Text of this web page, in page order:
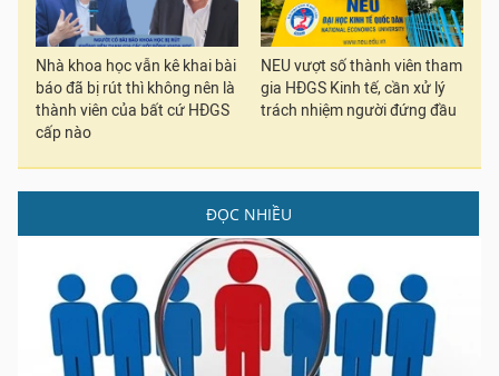
Nhà khoa học vẫn kê khai bài
báo đã bị rút thì không nên là
thành viên của bất cứ HĐGS
cấp nào
NEU vượt số thành viên tham
gia HĐGS Kinh tế, cần xử lý
trách nhiệm người đứng đầu
ĐỌC NHIỀU